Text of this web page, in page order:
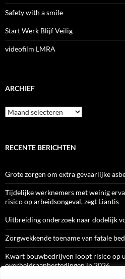
Safety with a smile
Start Werk Blijf Veilig
videofilm LMRA
ARCHIEF
Archief
RECENTE BERICHTEN
Grote zorgen om extra gevaarlijke
Tijdelijke werknemers met weinig
risico op arbeidsongeval, zegt Liantis
Uitbreiding onderzoek naar dodelijk
Zorgwekkende toename van fatale
Kwart bouwbedrijven loopt risico op
overheidsaanbestedingen in 2026